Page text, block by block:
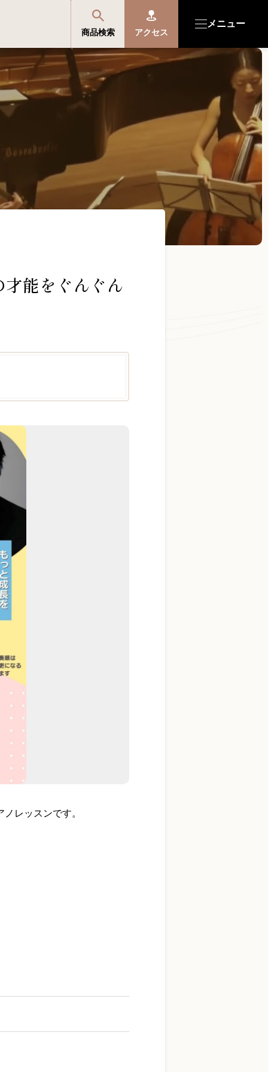
商品検索 アクセス
メニュー
商品を探す・選ぶ
便利なサービス
開成館を知る
音楽教室・イベント情報
受付時間 10:00～19:00 (水曜定休)
三木楽器 開成館
サイトマップ
能をぐんぐん
レッスンです。